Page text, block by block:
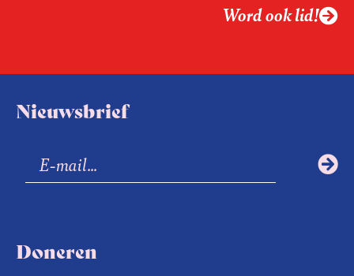
Word ook lid!
Nieuwsbrief
Doneren